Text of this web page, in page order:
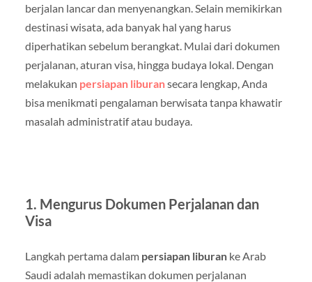
berjalan lancar dan menyenangkan. Selain memikirkan
destinasi wisata, ada banyak hal yang harus
diperhatikan sebelum berangkat. Mulai dari dokumen
perjalanan, aturan visa, hingga budaya lokal. Dengan
melakukan persiapan liburansecara lengkap, Anda
bisa menikmati pengalaman berwisata tanpa khawatir
masalah administratif atau budaya.
1. Mengurus Dokumen Perjalanan dan
Visa
Langkah pertama dalam persiapan liburanke Arab
Saudi adalah memastikan dokumen perjalanan